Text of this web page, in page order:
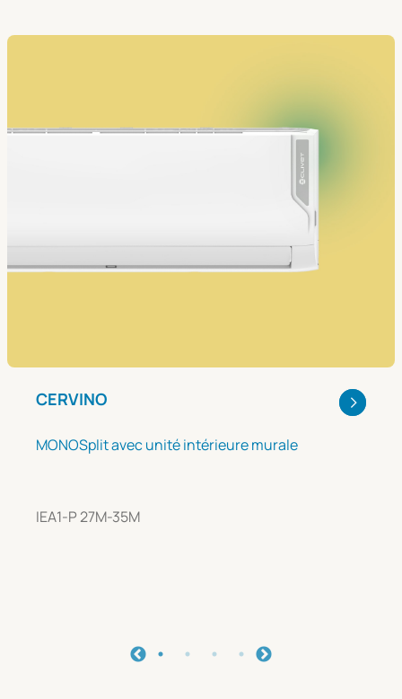
CERVINO
MONOSplit avec unité intérieure murale
IEA1-P 27M-35M